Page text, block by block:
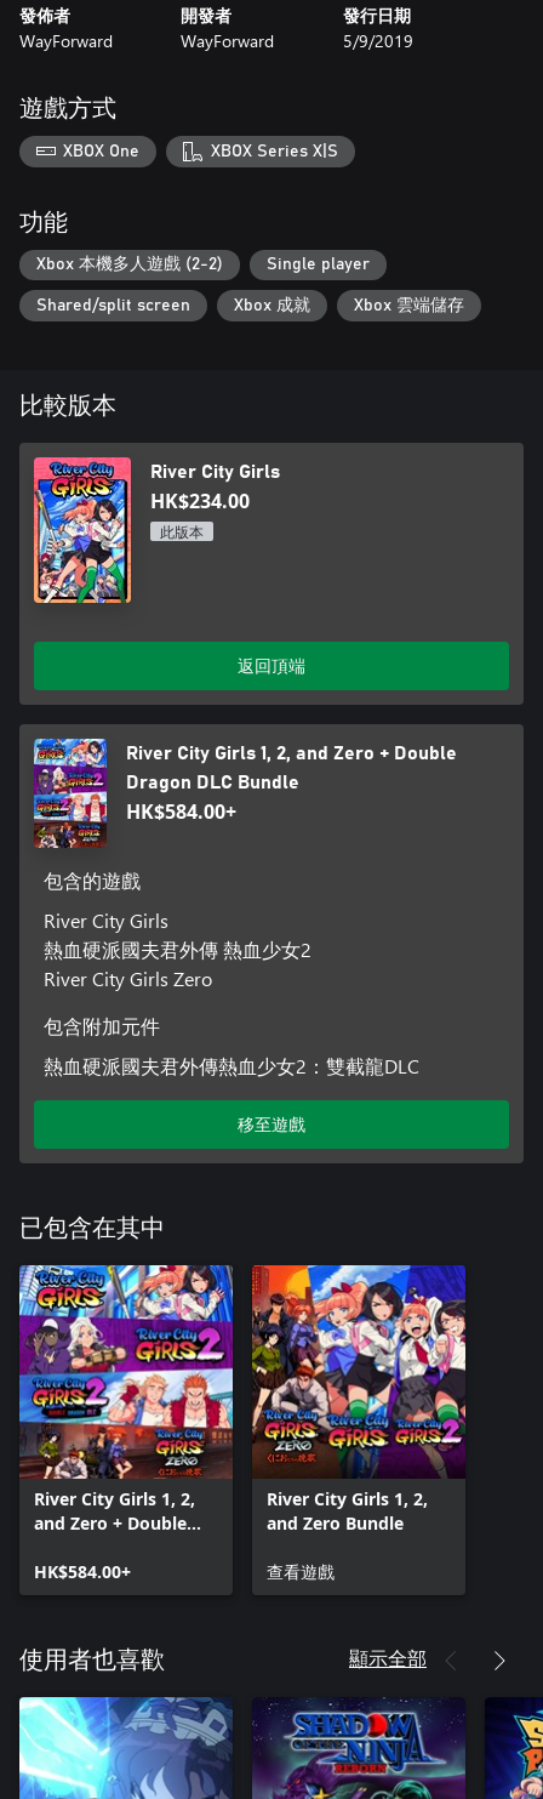
發佈者
WayForward
開發者
WayForward
發行日期
5/9/2019
遊戲方式
XBOX One XBOX Series X|S
功能
Xbox 本機多人遊戲 (2-2) Single player
Shared/split screen Xbox 成就 Xbox 雲端儲存
比較版本
River City Girls
HK$234.00
此版本
返回頂端
River City Girls 1, 2, and Zero + Double
Dragon DLC Bundle
HK$584.00+
包含的遊戲
River City Girls
熱血硬派國夫君外傳 熱血少女2
River City Girls Zero
包含附加元件
熱血硬派國夫君外傳熱血少女2：雙截龍DLC
移至遊戲
已包含在其中
River City Girls 1, 2,
and Zero + Double
HK$584.00+
River City Girls 1, 2,
and Zero Bundle
查看遊戲
使用者也喜歡 顯示全部